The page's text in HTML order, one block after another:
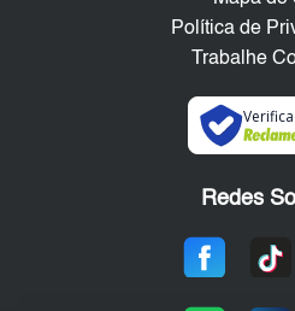
Política de
Trabalhe
Redes